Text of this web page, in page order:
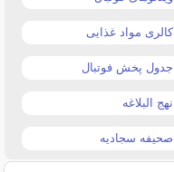
کالری مواد غذایی
جدول پخش فوتبال
نهج البلاغه
صحیفه سجادیه